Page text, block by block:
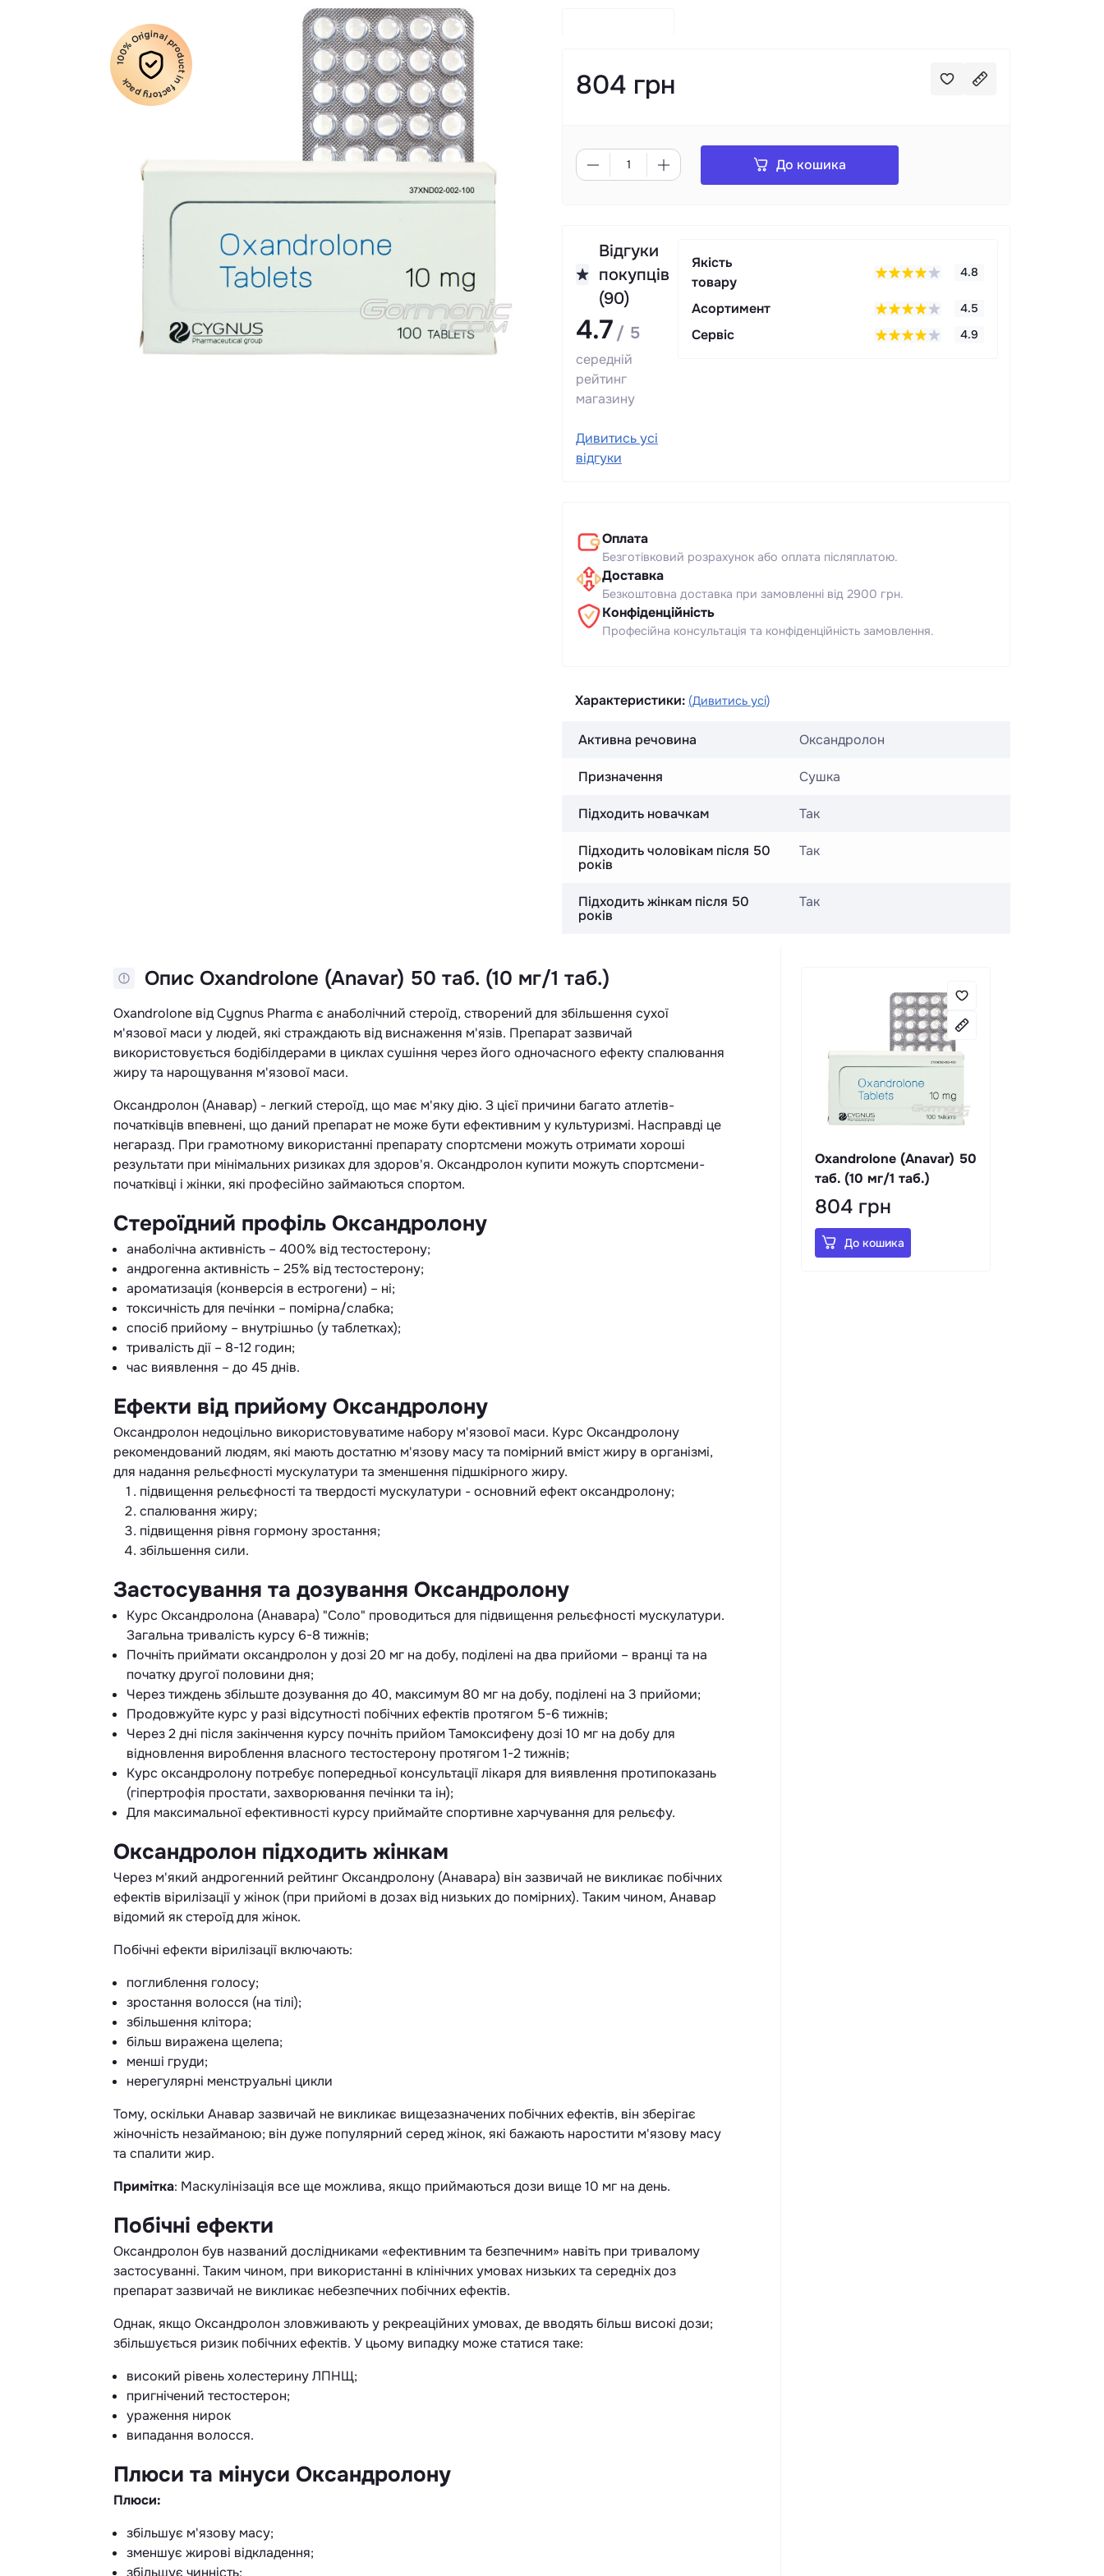
100% Original product in factory pack 804 грн
До кошика
Відгуки
покупців
(90)
4.7 / 5
середній
рейтинг
магазину
Дивитись усі
відгуки
Якість
товару
4.8
Асортимент 4.5
Сервіс 4.9
Оплата
Безготівковий розрахунок або оплата післяплатою.
Доставка
Безкоштовна доставка при замовленні від 2900 грн.
Конфіденційність
Професійна консультація та конфіденційність замовлення.
Характеристики: (Дивитись усі)
Активна речовина Оксандролон
Призначення Сушка
Підходить новачкам Так
Підходить чоловікам після 50
років
Так
Підходить жінкам після 50
років
Так
Опис Oxandrolone (Anavar) 50 таб. (10 мг/1 таб.)
Oxandrolone від Cygnus Pharma є анаболічний стероїд, створений для збільшення сухої
м'язової маси у людей, які страждають від виснаження м'язів. Препарат зазвичай
використовується бодібілдерами в циклах сушіння через його одночасного ефекту спалювання
жиру та нарощування м'язової маси.
Оксандролон (Анавар) - легкий стероїд, що має м'яку дію. З цієї причини багато атлетів-
початківців впевнені, що даний препарат не може бути ефективним у культуризмі. Насправді це
негаразд. При грамотному використанні препарату спортсмени можуть отримати хороші
результати при мінімальних ризиках для здоров'я. Оксандролон купити можуть спортсмени-
початківці і жінки, які професійно займаються спортом.
Стероїдний профіль Оксандролону
анаболічна активність – 400% від тестостерону;
андрогенна активність – 25% від тестостерону;
ароматизація (конверсія в естрогени) – ні;
токсичність для печінки – помірна/слабка;
спосіб прийому – внутрішньо (у таблетках);
тривалість дії – 8-12 годин;
час виявлення – до 45 днів.
Ефекти від прийому Оксандролону
Оксандролон недоцільно використовуватиме набору м'язової маси. Курс Оксандролону
рекомендований людям, які мають достатню м'язову масу та помірний вміст жиру в організмі,
для надання рельєфності мускулатури та зменшення підшкірного жиру.
підвищення рельєфності та твердості мускулатури - основний ефект оксандролону;
спалювання жиру;
підвищення рівня гормону зростання;
збільшення сили.
Застосування та дозування Оксандролону
Курс Оксандролона (Анавара) "Соло" проводиться для підвищення рельєфності мускулатури.
Загальна тривалість курсу 6-8 тижнів;
Почніть приймати оксандролон у дозі 20 мг на добу, поділені на два прийоми – вранці та на
початку другої половини дня;
Через тиждень збільште дозування до 40, максимум 80 мг на добу, поділені на 3 прийоми;
Продовжуйте курс у разі відсутності побічних ефектів протягом 5-6 тижнів;
Через 2 дні після закінчення курсу почніть прийом Тамоксифену дозі 10 мг на добу для
відновлення вироблення власного тестостерону протягом 1-2 тижнів;
Курс оксандролону потребує попередньої консультації лікаря для виявлення протипоказань
(гіпертрофія простати, захворювання печінки та ін);
Для максимальної ефективності курсу приймайте спортивне харчування для рельєфу.
Оксандролон підходить жінкам
Через м'який андрогенний рейтинг Оксандролону (Анавара) він зазвичай не викликає побічних
ефектів вірилізації у жінок (при прийомі в дозах від низьких до помірних). Таким чином, Анавар
відомий як стероїд для жінок.
Побічні ефекти вірилізації включають:
поглиблення голосу;
зростання волосся (на тілі);
збільшення клітора;
більш виражена щелепа;
менші груди;
нерегулярні менструальні цикли
Тому, оскільки Анавар зазвичай не викликає вищезазначених побічних ефектів, він зберігає
жіночність незайманою; він дуже популярний серед жінок, які бажають наростити м'язову масу
та спалити жир.
Примітка: Маскулінізація все ще можлива, якщо приймаються дози вище 10 мг на день.
Побічні ефекти
Оксандролон був названий дослідниками «ефективним та безпечним» навіть при тривалому
застосуванні. Таким чином, при використанні в клінічних умовах низьких та середніх доз
препарат зазвичай не викликає небезпечних побічних ефектів.
Однак, якщо Оксандролон зловживають у рекреаційних умовах, де вводять більш високі дози;
збільшується ризик побічних ефектів. У цьому випадку може статися таке:
високий рівень холестерину ЛПНЩ;
пригнічений тестостерон;
ураження нирок
випадання волосся.
Плюси та мінуси Оксандролону
Плюси:
збільшує м'язову масу;
зменшує жирові відкладення;
збільшує чинність;
Oxandrolone (Anavar) 50
таб. (10 мг/1 таб.)
804 грн
До кошика